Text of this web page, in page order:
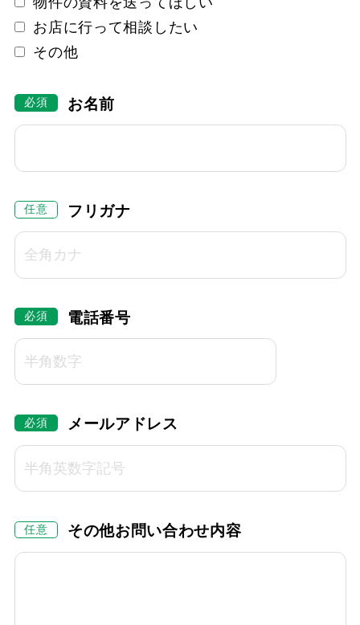
お店に行って相談したい
その他
お名前
フリガナ
電話番号
メールアドレス
その他お問い合わせ内容